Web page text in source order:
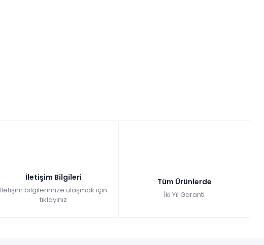
İletişim Bilgileri
İletişim bilgilerimize ulaşmak için
tıklayınız
Tüm Ürünlerde
İki Yıl Garanti